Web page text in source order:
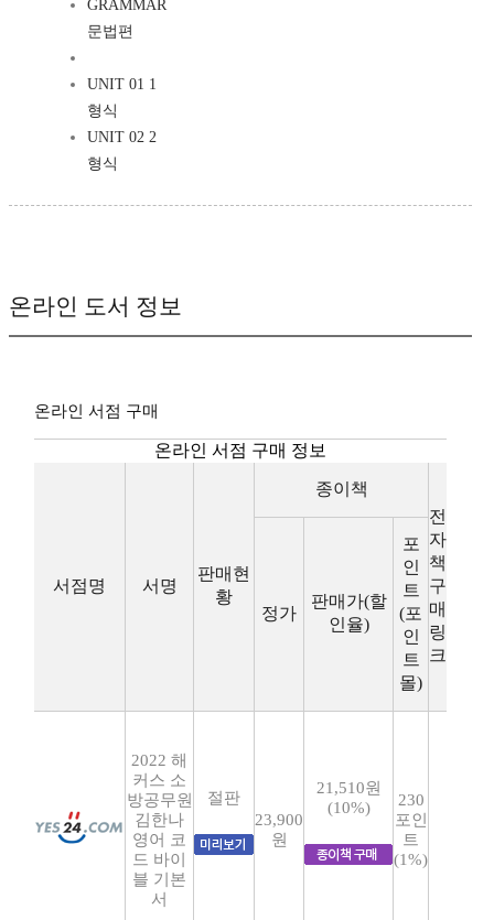
GRAMMAR
문법편
UNIT 01 1
형식
UNIT 02 2
형식
온라인 도서 정보
온라인 서점 구매
온라인 서점 구매 정보
서점명 서명
판매현
황
종이책
전
자
책
구
매
링
크
정가
판매가(할
인율)
포
인
트
(포
인
트
몰)
2022 해
커스 소
방공무원
김한나
영어 코
드 바이
블 기본
서
절판
23,900
원
21,510원
(10%)
230
포인
트
(1%)